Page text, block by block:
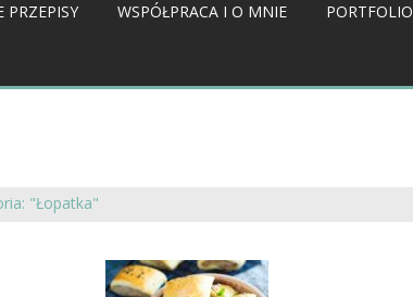
PRZEPISY WSPÓŁPRACA I O MNIE PORTFOLIO
"Łopatka"